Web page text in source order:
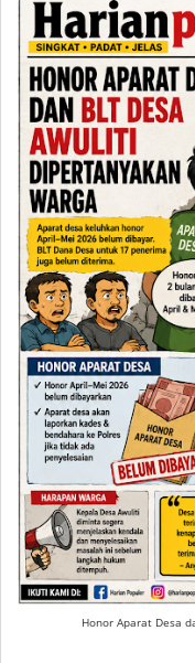
Honor Aparat Desa